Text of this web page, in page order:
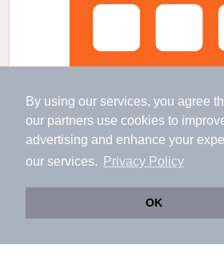
By using our services, you agree
our partners use cookies to
advertising and enhance your
our services.
Privacy Policy
OK
アプリに切り替えて、サクサクお
会員登録なしですぐ使える。マップ